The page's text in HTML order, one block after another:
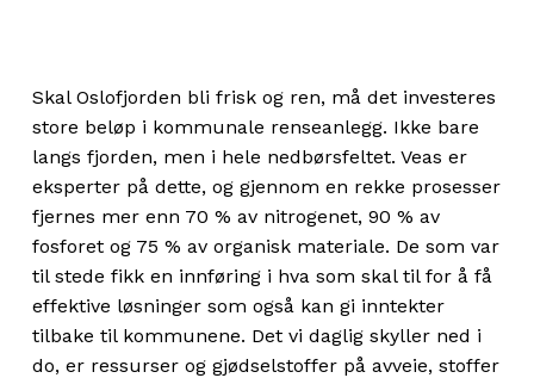
Skal Oslofjorden bli frisk og ren, må det investeres
store beløp i kommunale renseanlegg. Ikke bare
langs fjorden, men i hele nedbørsfeltet. Veas er
eksperter på dette, og gjennom en rekke prosesser
fjernes mer enn 70 % av nitrogenet, 90 % av
fosforet og 75 % av organisk materiale. De som var
til stede fikk en innføring i hva som skal til for å få
effektive løsninger som også kan gi inntekter
tilbake til kommunene. Det vi daglig skyller ned i
do, er ressurser og gjødselstoffer på avveie, stoffer